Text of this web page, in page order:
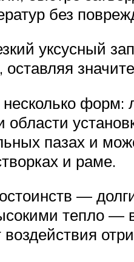
без
уксусный
оставляя
форм:
пазах и
и раме.
—
тепло —